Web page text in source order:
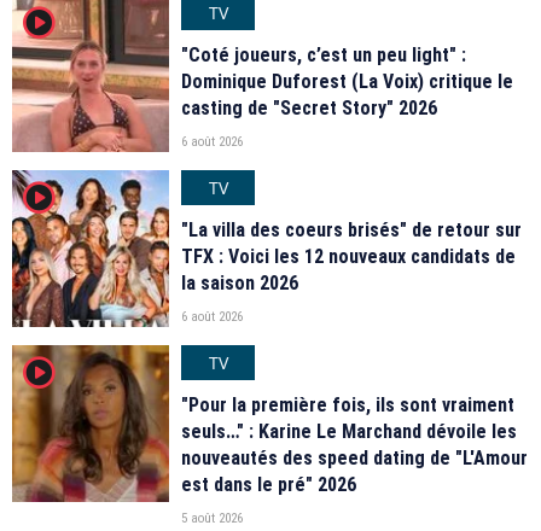
player2
TV
"Coté joueurs, c’est un peu light" :
Dominique Duforest (La Voix) critique le
casting de "Secret Story" 2026
6 août 2026
player2
TV
"La villa des coeurs brisés" de retour sur
TFX : Voici les 12 nouveaux candidats de
la saison 2026
6 août 2026
player2
TV
"Pour la première fois, ils sont vraiment
seuls…" : Karine Le Marchand dévoile les
nouveautés des speed dating de "L'Amour
est dans le pré" 2026
5 août 2026